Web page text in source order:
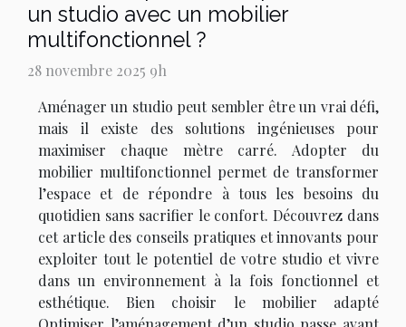
un studio avec un mobilier
multifonctionnel ?
28 novembre 2025 9h
Aménager un studio peut sembler être un vrai défi,
mais il existe des solutions ingénieuses pour
maximiser chaque mètre carré. Adopter du
mobilier multifonctionnel permet de transformer
l’espace et de répondre à tous les besoins du
quotidien sans sacrifier le confort. Découvrez dans
cet article des conseils pratiques et innovants pour
exploiter tout le potentiel de votre studio et vivre
dans un environnement à la fois fonctionnel et
esthétique. Bien choisir le mobilier adapté